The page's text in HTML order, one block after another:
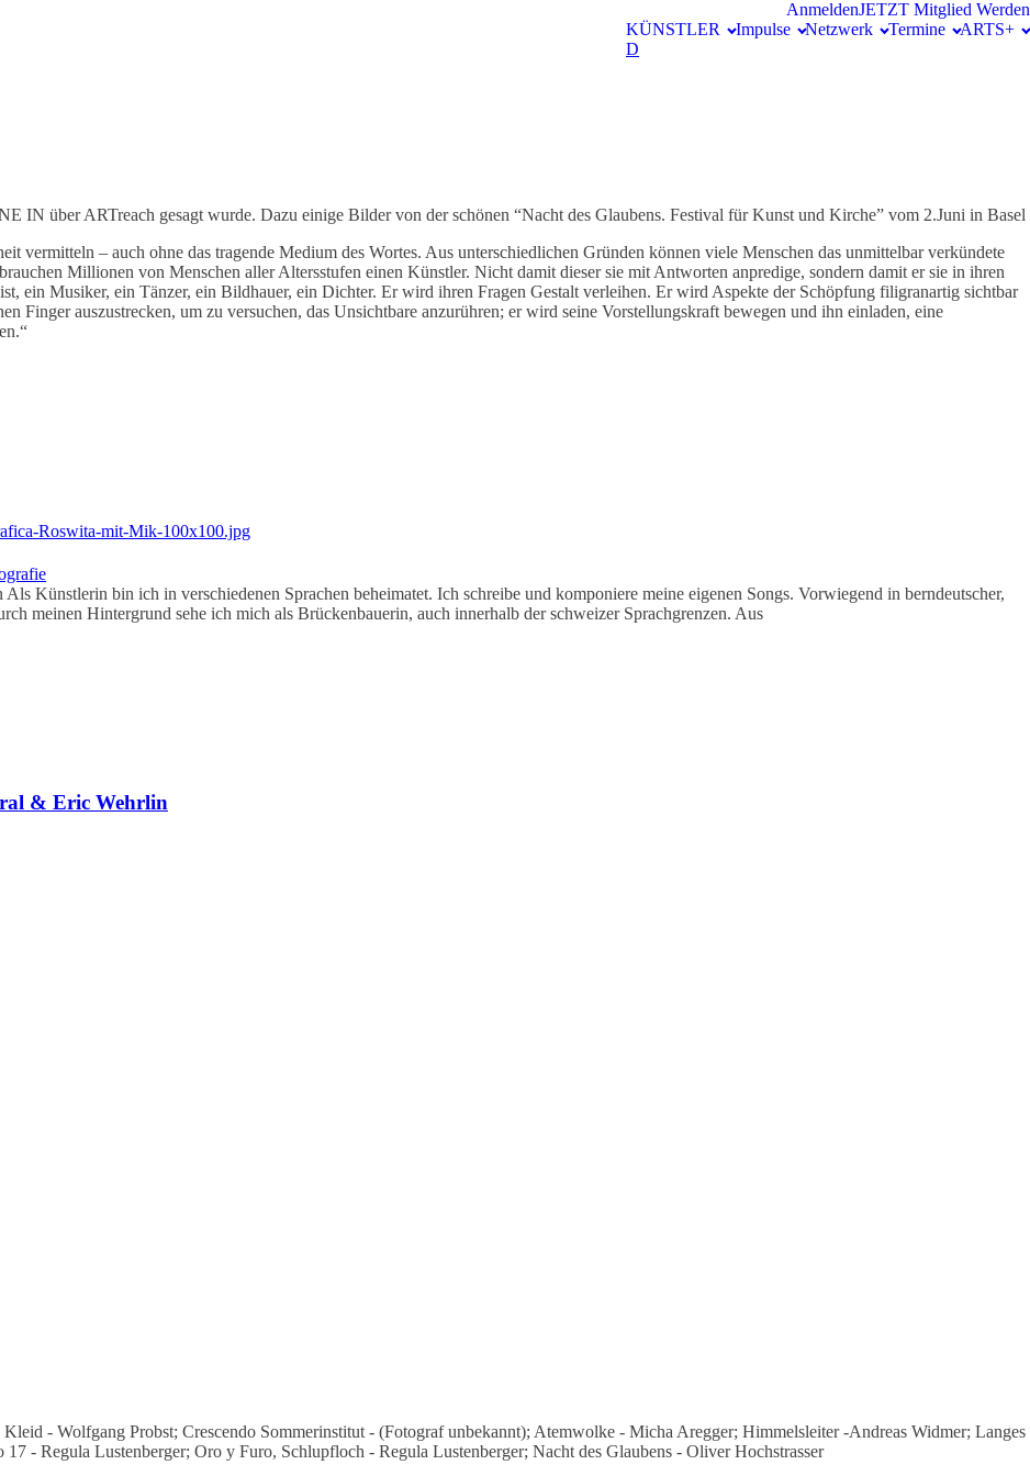
AnmeldenJETZT Mitglied Werden
KÜNSTLER
Impulse Netzwerk Termine
ARTS+
D
IN über ARTreach gesagt wurde. Dazu einige Bilder von der schönen “Nacht des Glaubens. Festival für Kunst und Kirche” vom 2.Juni in Basel
vermitteln – auch ohne das tragende Medium des Wortes. Aus unterschiedlichen Gründen können viele Menschen das unmittelbar verkündete
Millionen von Menschen aller Altersstufen einen Künstler. Nicht damit dieser sie mit Antworten anpredige, sondern damit er sie in ihren
ein Musiker, ein Tänzer, ein Bildhauer, ein Dichter. Er wird ihren Fragen Gestalt verleihen. Er wird Aspekte der Schöpfung filigranartig sichtbar
Finger auszustrecken, um zu versuchen, das Unsichtbare anzurühren; er wird seine Vorstellungskraft bewegen und ihn einladen, eine
Künstlerin bin ich in verschiedenen Sprachen beheimatet. Ich schreibe und komponiere meine eigenen Songs. Vorwiegend in berndeutscher,
meinen Hintergrund sehe ich mich als Brückenbauerin, auch innerhalb der schweizer Sprachgrenzen. Aus
& Eric Wehrlin
- Wolfgang Probst; Crescendo Sommerinstitut - (Fotograf unbekannt); Atemwolke - Micha Aregger; Himmelsleiter -Andreas Widmer; Langes
- Regula Lustenberger; Oro y Furo, Schlupfloch - Regula Lustenberger; Nacht des Glaubens - Oliver Hochstrasser